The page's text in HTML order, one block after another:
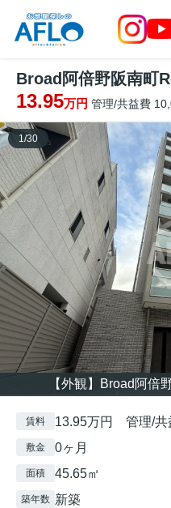
Broad阿倍野阪南町
13.95万円 管理/共益費
【外観】Broad阿
1/30
賃料 13.95万円 管理/共
敷金 0ヶ月
面積 45.65㎡
築年数 新築